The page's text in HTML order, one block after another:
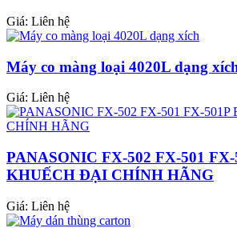
Giá: Liên hệ
Máy co màng loại 4020L dạng
Giá: Liên hệ
PANASONIC FX-502 FX-501 FX-
KHUẾCH ĐẠI CHÍNH HÃNG
Giá: Liên hệ